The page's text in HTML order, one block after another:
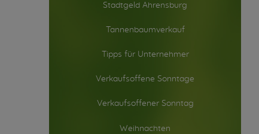
Stadtgeld Ahrensburg
Tannenbaumverkauf
Tipps für Unternehmer
Verkaufsoffene Sonntage
Verkaufsoffener Sonntag
Weihnachten